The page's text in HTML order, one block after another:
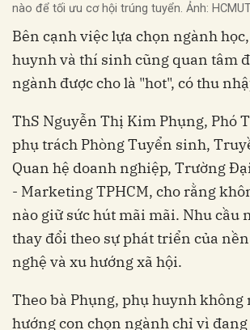
nào để tối ưu cơ hội trúng tuyển. Ảnh:
Bên cạnh việc lựa chọn ngành
huynh và thí sinh cũng quan tâm
ngành được cho là "hot", có thu
ThS Nguyễn Thị Kim Phụng, Phó
phụ trách Phòng Tuyển sinh,
Quan hệ doanh nghiệp, Trường
- Marketing TPHCM, cho rằng
nào giữ sức hút mãi mãi. Nhu cầu
thay đổi theo sự phát triển của
nghệ và xu hướng xã hội.
Theo bà Phụng, phụ huynh
hướng con chọn ngành chỉ vì đang